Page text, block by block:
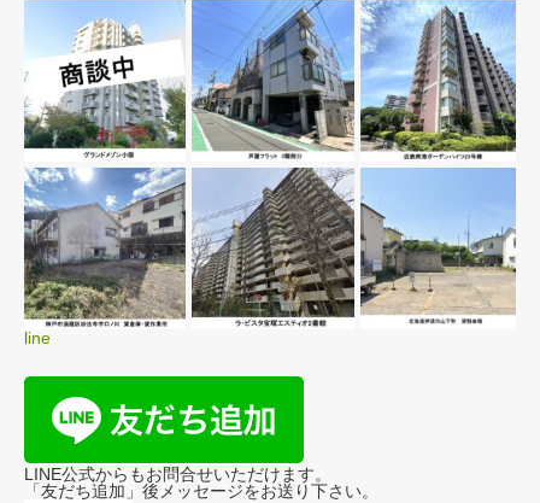
line
LINE公式からもお問合せいただけます。
「友だち追加」後メッセージをお送り下さい。